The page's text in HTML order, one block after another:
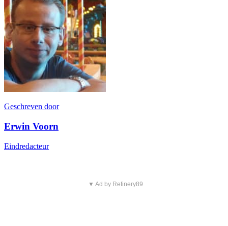
Geschreven door
Erwin Voorn
Eindredacteur
▼ Ad by Refinery89